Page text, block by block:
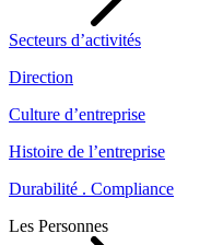
Secteurs d’activités
Direction
Culture d’entreprise
Histoire de l’entreprise
Durabilité . Compliance
Les Personnes